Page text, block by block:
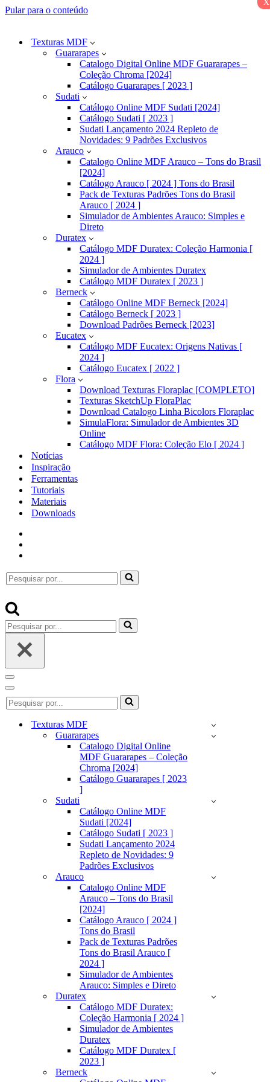
Pular para o conteúdo
Texturas MDF
Guararapes
Catalogo Digital Online MDF Guararapes –
Coleção Chroma [2024]
Catálogo Guararapes [ 2023 ]
Sudati
Catálogo Online MDF Sudati [2024]
Catálogo Sudati [ 2023 ]
Sudati Lançamento 2024 Repleto de
Novidades: 9 Padrões Exclusivos
Arauco
Catalogo Online MDF Arauco – Tons do Brasil
[2024]
Catálogo Arauco [ 2024 ] Tons do Brasil
Pack de Texturas Padrões Tons do Brasil
Arauco [ 2024 ]
Simulador de Ambientes Arauco: Simples e
Direto
Duratex
Catálogo MDF Duratex: Coleção Harmonia [
2024 ]
Simulador de Ambientes Duratex
Catálogo MDF Duratex [ 2023 ]
Berneck
Catálogo Online MDF Berneck [2024]
Catálogo Berneck [ 2023 ]
Download Padrões Berneck [2023]
Eucatex
Catálogo MDF Eucatex: Origens Nativas [
2024 ]
Catálogo Eucatex [ 2022 ]
Flora
Download Texturas Floraplac [COMPLETO]
Texturas SketchUp FloraPlac
Download Catalogo Linha Bicolors Floraplac
SimulaFlora: Simulador de Ambientes 3D
Online
Catálogo MDF Flora: Coleção Elo [ 2024 ]
Notícias
Inspiração
Ferramentas
Tutoriais
Materiais
Downloads
Pesquisar
por...
Pesquisar
por...
Menu
de
navegação
Menu
de
navegação
Pesquisar
por...
Texturas MDF
Guararapes
Catalogo Digital Online
MDF Guararapes – Coleção
Chroma [2024]
Catálogo Guararapes [ 2023
]
Sudati
Catálogo Online MDF
Sudati [2024]
Catálogo Sudati [ 2023 ]
Sudati Lançamento 2024
Repleto de Novidades: 9
Padrões Exclusivos
Arauco
Catalogo Online MDF
Arauco – Tons do Brasil
[2024]
Catálogo Arauco [ 2024 ]
Tons do Brasil
Pack de Texturas Padrões
Tons do Brasil Arauco [
2024 ]
Simulador de Ambientes
Arauco: Simples e Direto
Duratex
Catálogo MDF Duratex:
Coleção Harmonia [ 2024 ]
Simulador de Ambientes
Duratex
Catálogo MDF Duratex [
2023 ]
Berneck